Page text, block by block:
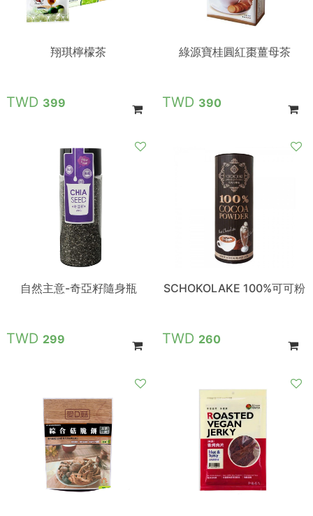
翔琪檸檬茶
399
綠源寶桂圓紅棗薑母茶
390
自然主意-奇亞籽隨身瓶
299
SCHOKOLAKE 100%可可粉
260